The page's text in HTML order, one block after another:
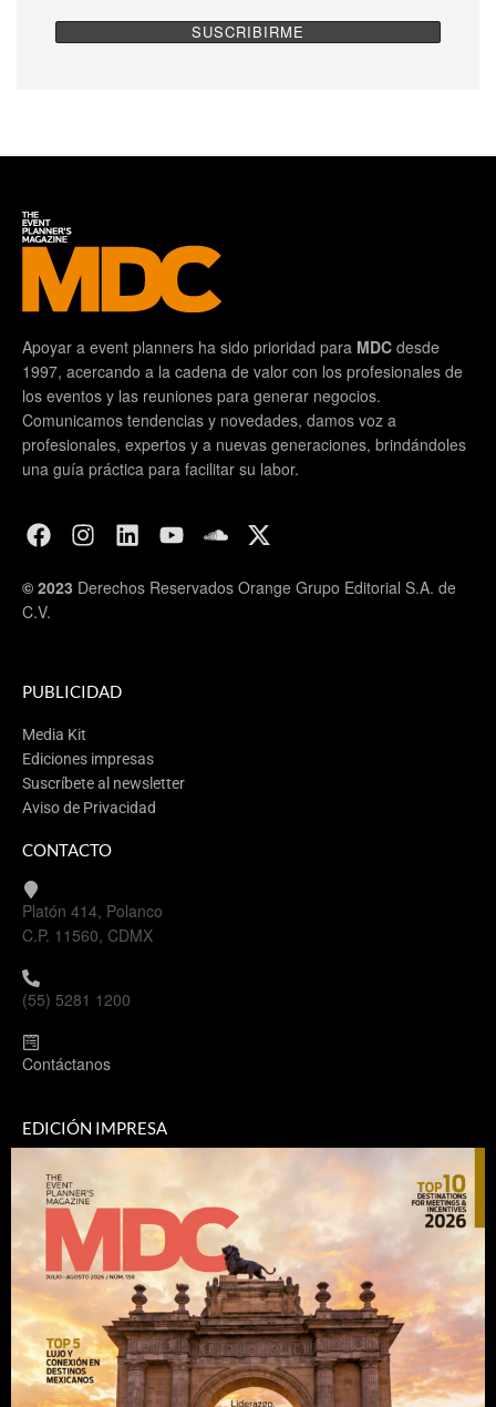
Apoyar a event planners ha sido prioridad para MDC desde
1997, acercando a la cadena de valor con los profesionales de
los eventos y las reuniones para generar negocios.
Comunicamos tendencias y novedades, damos voz a
profesionales, expertos y a nuevas generaciones, brindándoles
una guía práctica para facilitar su labor.
© 2023 Derechos Reservados Orange Grupo Editorial S.A. de
C.V.
PUBLICIDAD
Media Kit
Ediciones impresas
Suscríbete al newsletter
Aviso de Privacidad
CONTACTO
Platón 414, Polanco
C.P. 11560, CDMX
(55) 5281 1200
Contáctanos
EDICIÓN IMPRESA